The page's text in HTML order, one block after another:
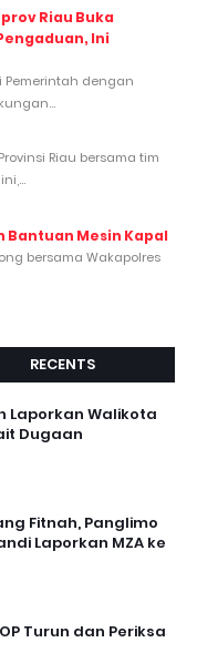
Riau Buka
Ini
Pemerintah dengan
Riau bersama tim
Bantuan Mesin Kapal
bersama Wakapolres
RECENTS
Laporkan Walikota
Dugaan
Fitnah, Panglimo
Laporkan MZA ke
Turun dan Periksa